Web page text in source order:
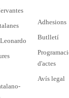
Adhesions
Butlletí
d'actes
Avís legal